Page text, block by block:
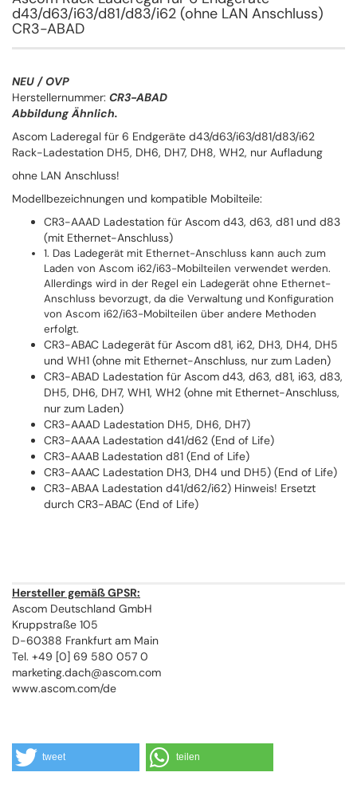
d43/d63/i63/d81/d83/i62 (ohne LAN Anschluss)
CR3-ABAD
NEU / OVP
Herstellernummer: CR3-ABAD
Abbildung Ähnlich.
Ascom Laderegal für 6 Endgeräte d43/d63/i63/d81/d83/i62
Rack-Ladestation DH5, DH6, DH7, DH8, WH2, nur Aufladung
ohne LAN Anschluss!
Modellbezeichnungen und kompatible Mobilteile:
CR3-AAAD Ladestation für Ascom d43, d63, d81 und d83
(mit Ethernet-Anschluss)
1. Das Ladegerät mit Ethernet-Anschluss kann auch zum
Laden von Ascom i62/i63-Mobilteilen verwendet werden.
Allerdings wird in der Regel ein Ladegerät ohne Ethernet-
Anschluss bevorzugt, da die Verwaltung und Konfiguration
von Ascom i62/i63-Mobilteilen über andere Methoden
erfolgt.
CR3-ABAC Ladegerät für Ascom d81, i62, DH3, DH4, DH5
und WH1 (ohne mit Ethernet-Anschluss, nur zum Laden)
CR3-ABAD Ladestation für Ascom d43, d63, d81, i63, d83,
DH5, DH6, DH7, WH1, WH2 (ohne mit Ethernet-Anschluss,
nur zum Laden)
CR3-AAAD Ladestation DH5, DH6, DH7)
CR3-AAAA Ladestation d41/d62 (End of Life)
CR3-AAAB Ladestation d81 (End of Life)
CR3-AAAC Ladestation DH3, DH4 und DH5) (End of Life)
CR3-ABAA Ladestation d41/d62/i62) Hinweis! Ersetzt
durch CR3-ABAC (End of Life)
Hersteller gemäß GPSR:
Ascom Deutschland GmbH
Kruppstraße 105
D-60388 Frankfurt am Main
Tel. +49 [0] 69 580 057 0
marketing.dach@ascom.com
www.ascom.com/de
tweet teilen